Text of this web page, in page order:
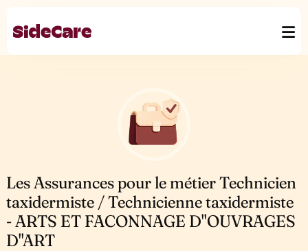
Les Assurances pour le métier Technicien
taxidermiste / Technicienne taxidermiste
- ARTS ET FACONNAGE D''OUVRAGES
D''ART